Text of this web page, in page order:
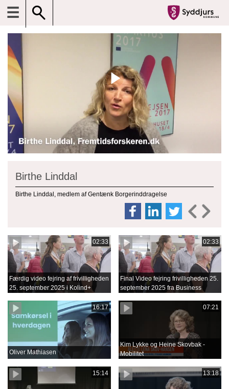
☰
Birthe Linddal
Birthe Linddal, medlem af Gentænk Borgerinddragelse
02:33
Færdig video fejring af frivilligheden
25. september 2025 i Kolind+
02:33
Final Video fejring frivilligheden 25.
september 2025 fra Business
16:17
Oliver Mathiasen
07:21
Kim Lykke og Heine Skovbak -
Mobilitet
15:14 13:18